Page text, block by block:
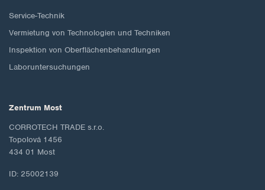
Service-Technik
Vermietung von Technologien und Techniken
Inspektion von Oberflächenbehandlungen
Laboruntersuchungen
Zentrum Most
CORROTECH TRADE s.r.o.
Topolová 1456
434 01 Most
ID: 25002139